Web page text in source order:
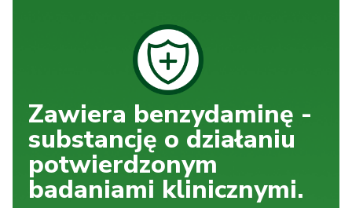
Zawiera benzydaminę -
substancję o działaniu
potwierdzonym
badaniami klinicznymi.